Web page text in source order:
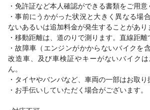
・免許証など本人確認ができる書類をご用
・事前にうかがった状況と大きく異なる場
ないあるいは追加料金が発生することがあり
・移動距離は、道のりで測ります。直線距離
・故障車（エンジンがかからないバイクを
改造車、及び車検証やキーがないバイク
ん。
・タイヤやバンパなど、車両の一部はお取
・お手伝いしていただく場合がございます。